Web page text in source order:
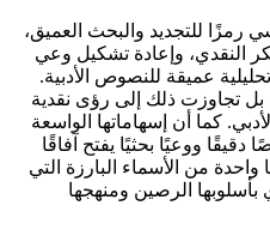
رمزًا للتجديد والبحث العميق،
النقدي، وإعادة تشكيل وعي
عميقة للنصوص الأدبية.
بل تجاوزت ذلك إلى رؤى نقدية
كما أن إسهاماتها الواسعة
ووعيًا بحثيًا يفتح آفاقًا
واحدة من الأسماء البارزة التي
بأسلوبها الرصين ومنهجها